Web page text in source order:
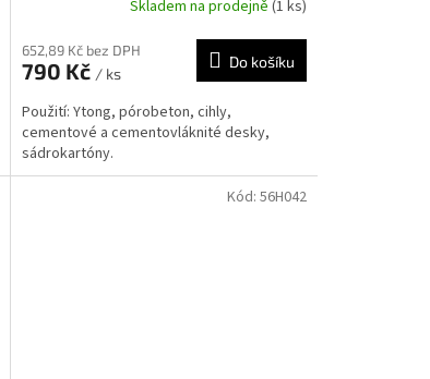
Skladem na prodejně (1 ks)
652,89 Kč bez DPH
790 Kč / ks
Do košíku
Použití: Ytong, pórobeton, cihly,
cementové a cementovláknité desky,
sádrokartóny.
Kód: 56H042